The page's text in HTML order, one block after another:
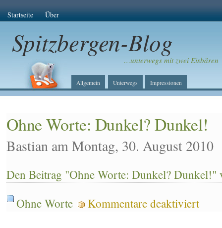
Startseite Über
Spitzbergen-Blog
…unterwegs mit zwei Eisbären
Allgemein Unterwegs Impressionen
Ohne Worte: Dunkel? Dunkel!
Bastian am Montag, 30. August 2010
Den Beitrag "Ohne Worte: Dunkel? Dunkel!"
Ohne Worte
Kommentare deaktiviertOhne